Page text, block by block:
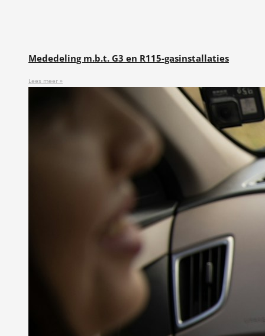
Mededeling m.b.t. G3 en R115-gasinstallaties
Lees meer »